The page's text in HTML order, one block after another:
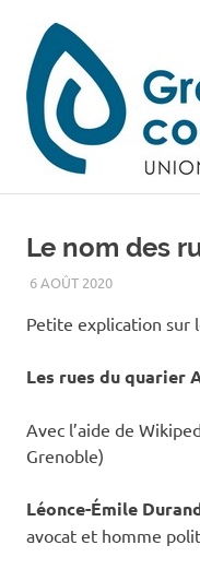
content
Le nom des
6 AOÛT 2020ADMIN
HISTOIRE...
Petite explication sur
Les rues du quarier
Avec l’aide de
Grenoble)
Léonce-Émile
avocat et homme